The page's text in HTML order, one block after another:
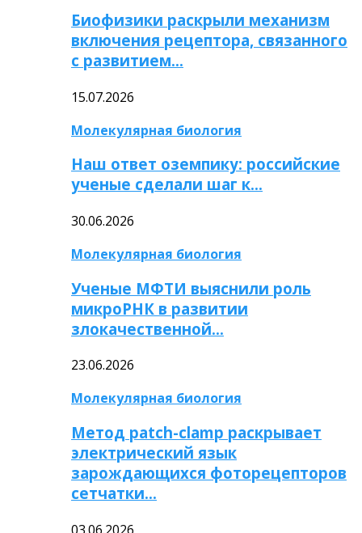
Биофизики раскрыли механизм
включения рецептора, связанного
с развитием…
15.07.2026
Молекулярная биология
Наш ответ оземпику: российские
ученые сделали шаг к…
30.06.2026
Молекулярная биология
Ученые МФТИ выяснили роль
микроРНК в развитии
злокачественной…
23.06.2026
Молекулярная биология
Метод patch-clamp раскрывает
электрический язык
зарождающихся фоторецепторов
сетчатки…